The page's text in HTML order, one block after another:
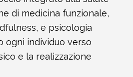
di medicina funzionale,
e psicologia
ogni individuo verso
e la realizzazione